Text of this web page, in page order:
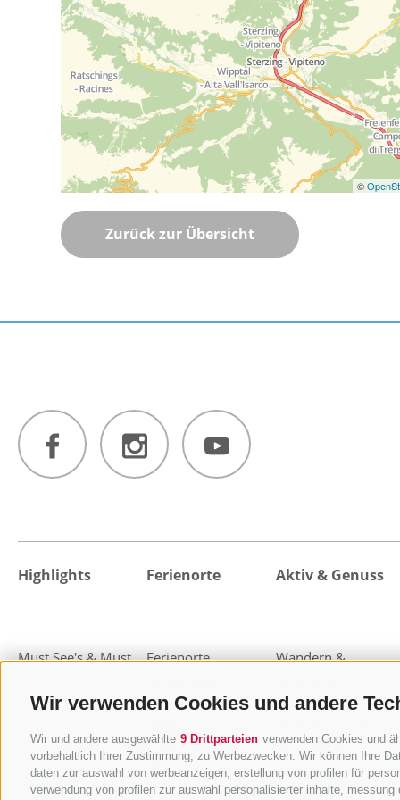
Wir verwenden Cookies und andere
Wir und andere ausgewählte 9 Drittparteien verwenden Cookies und
vorbehaltlich Ihrer Zustimmung, zu Werbezwecken. Wir können Ihre
daten zur auswahl von werbeanzeigen, erstellung von profilen für
verwendung von profilen zur auswahl personalisierter inhalte,
©
Zurück zur Übersicht
Highlights
Must See's & Must
Highlight-Events
Ferienorte
Ferienorte
Pflerschtal
Freienfeld
Pfitschtal
Ratschingstal
Aktiv & Genuss
Wandern &
Almen und Hütten
MTB & Bike
Wohlfühlen & Relax
Familienurlaub